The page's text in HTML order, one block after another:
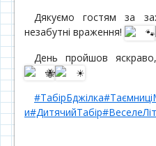
Дякуємо гостям за
незабутні враження!
День пройшов
#ТабірБджілка
и#ДитячийТабір